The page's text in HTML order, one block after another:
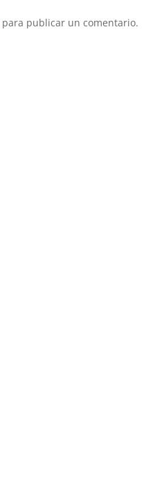
para publicar un comentario.